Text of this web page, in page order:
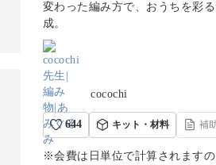
変わった編み方で、おうちを彩
成。
cocochi
644 キット・材料 補
※会費は日単位で計算されます